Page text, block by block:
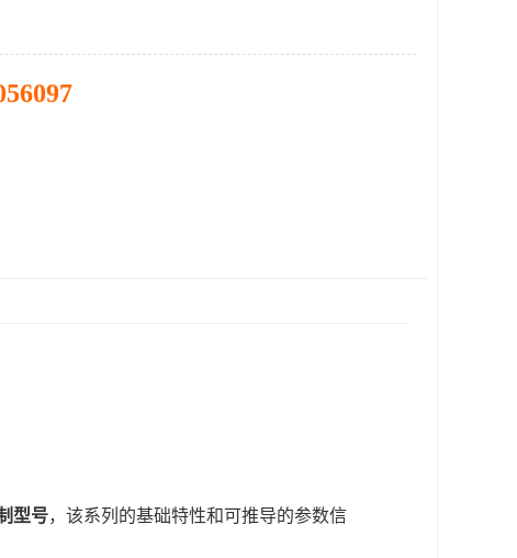
型号‌，该系列的基础特性和可推导的参数信